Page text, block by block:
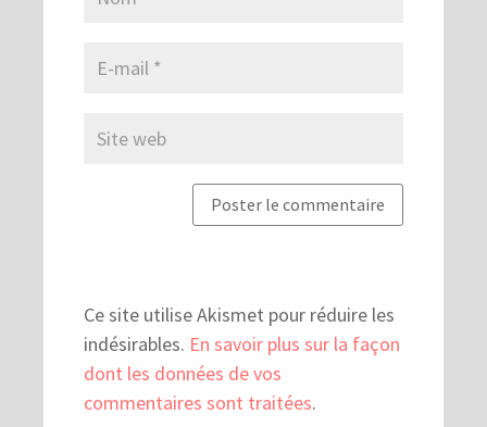
Ce site utilise Akismet pour réduire les
indésirables. En savoir plus sur la façon
dont les données de vos
commentaires sont traitées.